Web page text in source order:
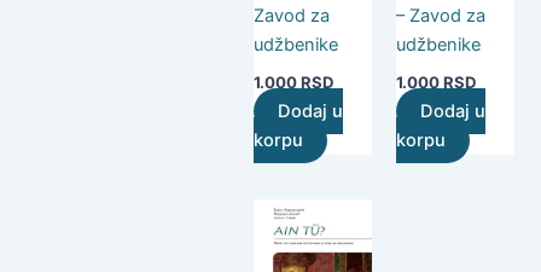
Zavod za
udžbenike
1.000RSD
Dodaj u
korpu
– Zavod za
udžbenike
1.000RSD
Dodaj u
korpu